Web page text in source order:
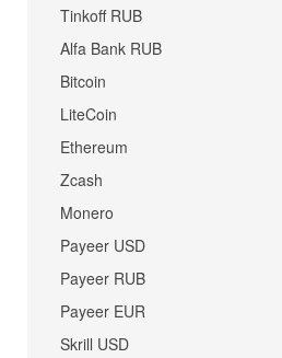
Tinkoff RUB
Alfa Bank RUB
Bitcoin
LiteCoin
Ethereum
Zcash
Monero
Payeer USD
Payeer RUB
Payeer EUR
Skrill USD